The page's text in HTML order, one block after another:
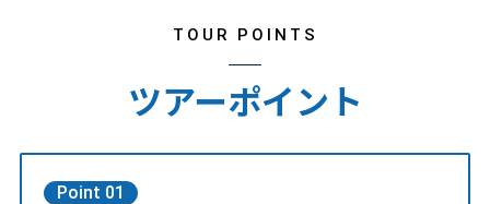
TOUR POINTS
ツアーポイント
Point 01